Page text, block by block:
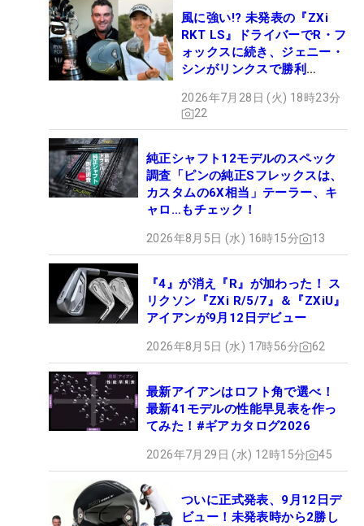
風に強い!? 未発表の『ZXi
RKT LS』ドライバーでR・フ
ォックスに続き、ジェニー・
シンがリンクスで勝利
2026年7月28日 (火) 18時23分
22
純正シャフト12モデルのスペック
調査「ピンの純正Sフレックスは、
カスタムの6X相当」テーラー、キ
ャロ…もチェック！
2026年8月5日 (水) 16時15分 13
『4』が消え『R』が加わった！ ス
リクソン『ZXi R/5/7』＆『ZXiU』
アイアンが9月12日デビュー
2026年8月5日 (水) 17時56分 62
最新アイアンはロフト角で選べ！
最新41モデルの性能早見表を作っ
てみた！#ギアカタログ2026
2026年7月29日 (水) 12時15分 45
ついに正式発表、9月12日デ
ビュー！未発表時から2勝し